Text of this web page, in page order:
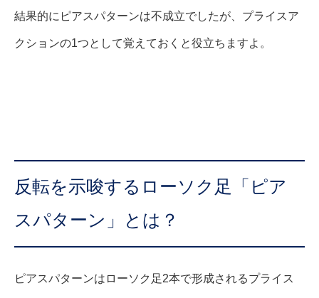
結果的にピアスパターンは不成立でしたが、プライスア
クションの1つとして覚えておくと役立ちますよ。
反転を示唆するローソク足「ピア
スパターン」とは？
ピアスパターンはローソク足2本で形成されるプライス